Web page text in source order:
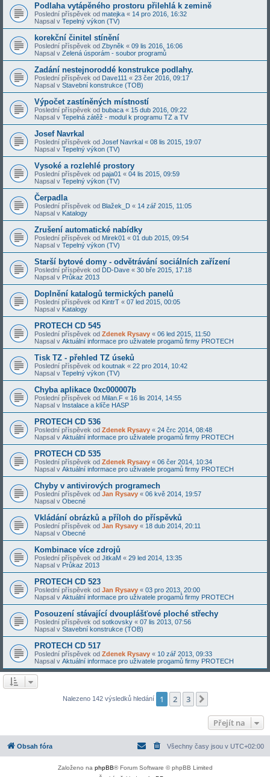
Podlaha vytápěného prostoru přilehlá k zemině
Poslední příspěvek od matejka « 14 pro 2016, 16:32
Napsal v Tepelný výkon (TV)
korekční činitel stínění
Poslední příspěvek od Zbyněk « 09 lis 2016, 16:06
Napsal v Zelená úsporám - soubor programů
Zadání nestejnoroddé konstrukce podlahy.
Poslední příspěvek od Dave111 « 23 čer 2016, 09:17
Napsal v Stavební konstrukce (TOB)
Výpočet zastíněných místností
Poslední příspěvek od bubaca « 15 dub 2016, 09:22
Napsal v Tepelná zátěž - modul k programu TZ a TV
Josef Navrkal
Poslední příspěvek od Josef Navrkal « 08 lis 2015, 19:07
Napsal v Tepelný výkon (TV)
Vysoké a rozlehlé prostory
Poslední příspěvek od paja01 « 04 lis 2015, 09:59
Napsal v Tepelný výkon (TV)
Čerpadla
Poslední příspěvek od Blažek_D « 14 zář 2015, 11:05
Napsal v Katalogy
Zrušení automatické nabídky
Poslední příspěvek od Mirek01 « 01 dub 2015, 09:54
Napsal v Tepelný výkon (TV)
Starší bytové domy - odvětrávání sociálních zařízení
Poslední příspěvek od DD-Dave « 30 bře 2015, 17:18
Napsal v Průkaz 2013
Doplnění katalogů termických panelů
Poslední příspěvek od KintrT « 07 led 2015, 00:05
Napsal v Katalogy
PROTECH CD 545
Poslední příspěvek od Zdenek Rysavy « 06 led 2015, 11:50
Napsal v Aktuální informace pro uživatele progamů firmy PROTECH
Tisk TZ - přehled TZ úseků
Poslední příspěvek od koutnak « 22 pro 2014, 10:42
Napsal v Tepelný výkon (TV)
Chyba aplikace 0xc000007b
Poslední příspěvek od Milan.F « 16 lis 2014, 14:55
Napsal v Instalace a klíče HASP
PROTECH CD 536
Poslední příspěvek od Zdenek Rysavy « 24 črc 2014, 08:48
Napsal v Aktuální informace pro uživatele progamů firmy PROTECH
PROTECH CD 535
Poslední příspěvek od Zdenek Rysavy « 06 čer 2014, 10:34
Napsal v Aktuální informace pro uživatele progamů firmy PROTECH
Chyby v antivirových programech
Poslední příspěvek od Jan Rysavy « 06 kvě 2014, 19:57
Napsal v Obecné
Vkládání obrázků a příloh do příspěvků
Poslední příspěvek od Jan Rysavy « 18 dub 2014, 20:11
Napsal v Obecné
Kombinace více zdrojů
Poslední příspěvek od JitkaM « 29 led 2014, 13:35
Napsal v Průkaz 2013
PROTECH CD 523
Poslední příspěvek od Jan Rysavy « 03 pro 2013, 20:00
Napsal v Aktuální informace pro uživatele progamů firmy PROTECH
Posouzení stávající dvouplášťové ploché střechy
Poslední příspěvek od sotkovsky « 07 lis 2013, 07:56
Napsal v Stavební konstrukce (TOB)
PROTECH CD 517
Poslední příspěvek od Zdenek Rysavy « 10 zář 2013, 09:33
Napsal v Aktuální informace pro uživatele progamů firmy PROTECH
Nalezeno 142 výsledků hledání 1 2 3
Přejít na
Obsah fóra Všechny časy jsou v UTC+02:00
Založeno na phpBB® Forum Software © phpBB Limited